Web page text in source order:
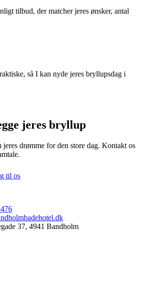
tilbud, der matcher jeres ønsker, antal
så I kan nyde jeres bryllupsdag i
jeres bryllup
drømme for den store dag. Kontakt os
til os
37, 4941 Bandholm